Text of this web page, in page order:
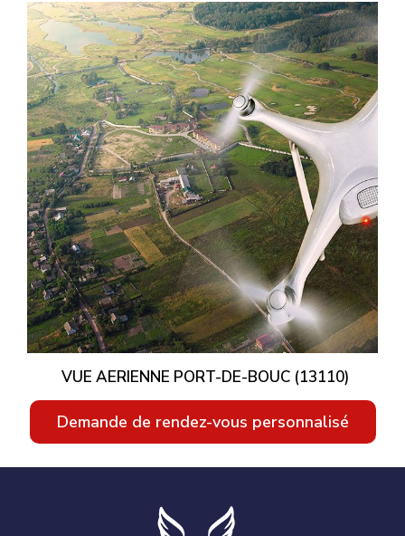
VUE AERIENNE PORT-DE-BOUC (13110)
Demande de rendez-vous personnalisé